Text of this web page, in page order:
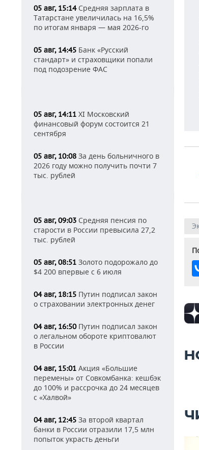
05 авг, 15:14Средняя зарплата в
Татарстане увеличилась на 16,5%
по итогам января — мая 2026-го
05 авг, 14:45 Банк «Русский
стандарт» и страховщики попали
под подозрение ФАС
05 авг, 14:11 XI Московский
финансовый форум состоится 21
сентября
05 авг, 10:08 За день больничного в
2026 году можно получить почти 7
тыс. рублей
05 авг, 09:03 Средняя пенсия по
старости в России превысила 27,2
тыс. рублей
05 авг, 08:51 Золото подорожало до
$4 200 впервые с 6 июля
04 авг, 18:15 Путин подписал закон
о страховании электронных денег
04 авг, 16:50Путин подписал закон
о легальном обороте криптовалют
в России
04 авг, 15:01 Акция «Большие
перемены» от Совкомбанка: кешбэк
до 100% и рассрочка до 24 месяцев
с «Халвой»
04 авг, 12:45 За второй квартал
банки в России отразили 17,5 млн
попыток украсть деньги